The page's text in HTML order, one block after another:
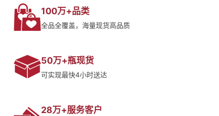
100万+品类
全品全覆盖，海量现货高品质
50万+瓶现货
可实现最快4小时送达
28万+服务客户